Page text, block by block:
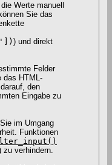
Werte manuell
Sie das
) und direkt
Felder
das HTML-
den
Eingabe zu
im Umgang
Funktionen
zu verhindern.